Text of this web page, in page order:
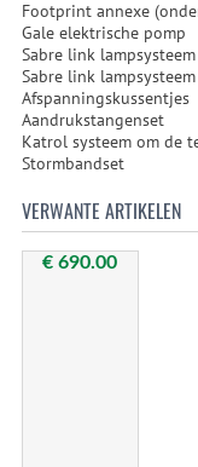
Footprint annexe
Gale elektrische pomp
Sabre link lampsysteem
Sabre link
Afspanningskussentjes
Aandrukstangenset
Katrol systeem om de
Stormbandset
VERWANTE ARTIKELEN
€ 690.00